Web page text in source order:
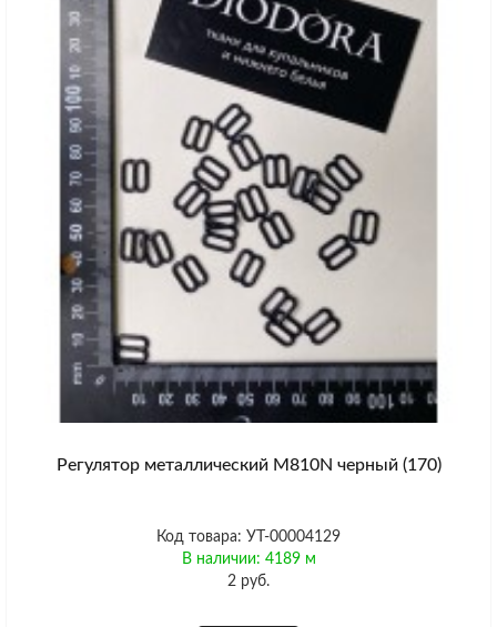
Регулятор металлический M810N черный (170)
Код товара: УТ-00004129
В наличии: 4189 м
2 руб.